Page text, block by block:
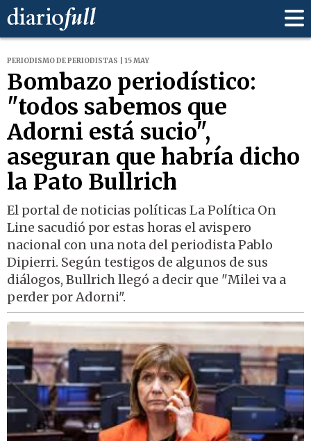
PERIODISMO DE PERIODISTAS | 15 MAY
Bombazo periodístico:
"todos sabemos que
Adorni está sucio",
aseguran que habría dicho
la Pato Bullrich
El portal de noticias políticas La Política On
Line sacudió por estas horas el avispero
nacional con una nota del periodista Pablo
Dipierri. Según testigos de algunos de sus
diálogos, Bullrich llegó a decir que "Milei va a
perder por Adorni".